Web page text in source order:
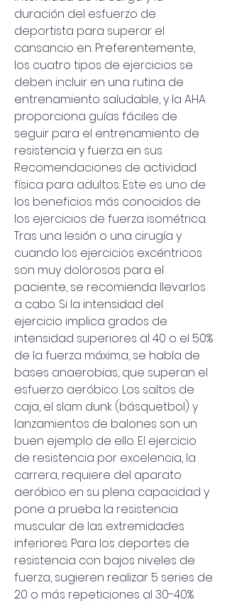
duración del esfuerzo de
deportista para superar el
cansancio en. Preferentemente,
los cuatro tipos de ejercicios se
deben incluir en una rutina de
entrenamiento saludable, y la AHA
proporciona guías fáciles de
seguir para el entrenamiento de
resistencia y fuerza en sus
Recomendaciones de actividad
física para adultos. Este es uno de
los beneficios más conocidos de
los ejercicios de fuerza isométrica.
Tras una lesión o una cirugía y
cuando los ejercicios excéntricos
son muy dolorosos para el
paciente, se recomienda llevarlos
a cabo. Si la intensidad del
ejercicio implica grados de
intensidad superiores al 40 o el 50%
de la fuerza máxima, se habla de
bases anaerobias, que superan el
esfuerzo aeróbico. Los saltos de
caja, el slam dunk (básquetbol) y
lanzamientos de balones son un
buen ejemplo de ello. El ejercicio
de resistencia por excelencia, la
carrera, requiere del aparato
aeróbico en su plena capacidad y
pone a prueba la resistencia
muscular de las extremidades
inferiores. Para los deportes de
resistencia con bajos niveles de
fuerza, sugieren realizar 5 series de
20 o más repeticiones al 30-40%